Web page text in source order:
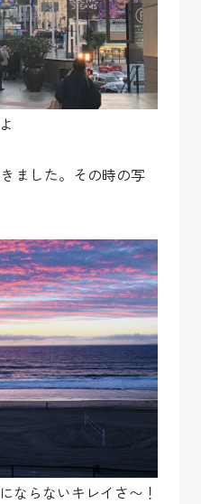
ました。その時の写
ならないキレイさ〜！